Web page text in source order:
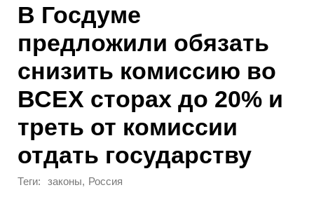
В Госдуме
предложили обязать
снизить комиссию во
ВСЕХ сторах до 20% и
треть от комиссии
отдать государству
Теги: законы, Россия